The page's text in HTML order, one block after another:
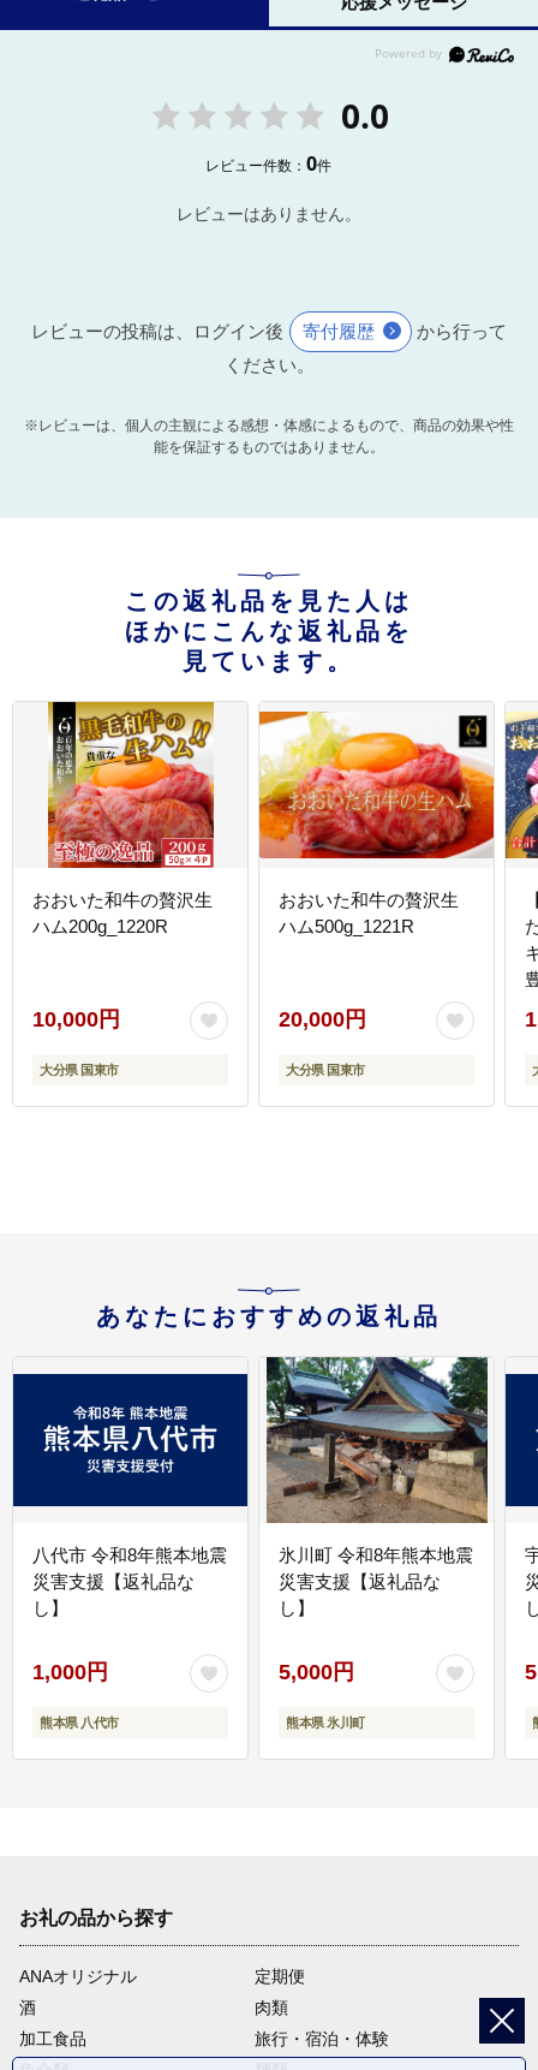
0.0
レビュー件数：0件
レビューはありません。
レビューの投稿は、ログイン後 寄付履歴
から行って
ください。
※レビューは、個人の主観による感想・体感によるもので、商品の効果や性
能を保証するものではありません。
この返礼品を見た人は
ほかにこんな返礼品を
見ています。
おおいた和牛の贅沢生
ハム200g_1220R
10,000円
大分県 国東市
おおいた和牛の贅沢生
ハム500g_1221R
20,000円
大分県 国東市
あなたにおすすめの返礼品
八代市 令和8年熊本地震
災害支援【返礼品な
し】
1,000円
熊本県 八代市
氷川町 令和8年熊本地震
災害支援【返礼品な
し】
5,000円
熊本県 氷川町
お礼の品から探す
ANAオリジナル
定期便
酒
肉類
加工食品
旅行・宿泊・体験